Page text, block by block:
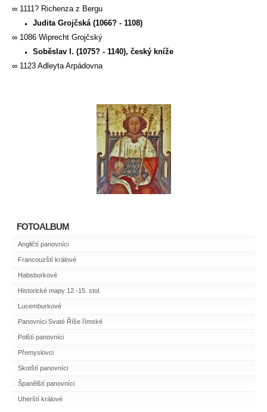
∞ 1111? Richenza z Bergu
Judita Grojčská (1066? - 1108)
∞ 1086 Wiprecht Grojčský
Soběslav I. (1075? - 1140), český kníže
∞ 1123 Adleyta Arpádovna
FOTOALBUM
Angličtí panovníci
Francouzští králové
Habsburkové
Historické mapy 12.-15. stol.
Lucemburkové
Panovníci Svaté Říše římské
Polští panovníci
Přemyslovci
Skotští panovníci
Španělští panovníci
Uherští králové